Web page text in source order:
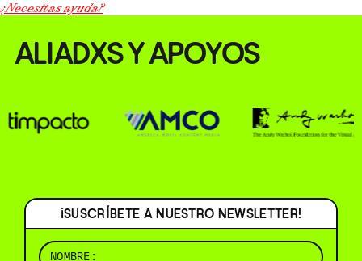
¿Necesitas ayuda?
ALIADXS Y APOYOS
¡SUSCRÍBETE A NUESTRO NEWSLETTER!